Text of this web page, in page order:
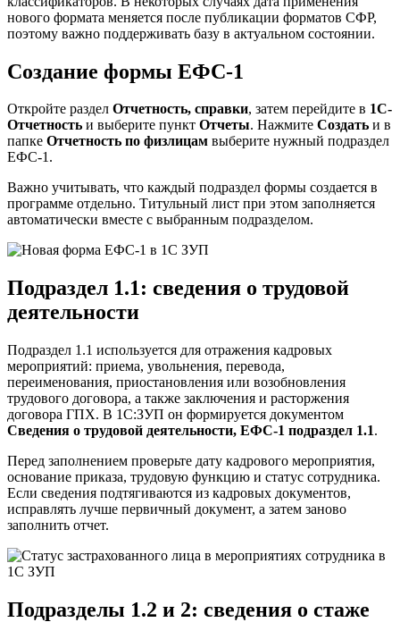
нового формата меняется после публикации форматов СФР,
поэтому важно поддерживать базу в актуальном состоянии.
Создание формы ЕФС-1
Откройте раздел Отчетность, справки, затем перейдите в 1С-
Отчетность и выберите пункт Отчеты. Нажмите Создать и в
папке Отчетность по физлицам выберите нужный подраздел
ЕФС-1.
Важно учитывать, что каждый подраздел формы создается в
программе отдельно. Титульный лист при этом заполняется
автоматически вместе с выбранным подразделом.
Подраздел 1.1: сведения о трудовой
деятельности
Подраздел 1.1 используется для отражения кадровых
мероприятий: приема, увольнения, перевода,
переименования, приостановления или возобновления
трудового договора, а также заключения и расторжения
договора ГПХ. В 1С:ЗУП он формируется документом
Сведения о трудовой деятельности, ЕФС-1 подраздел 1.1.
Перед заполнением проверьте дату кадрового мероприятия,
основание приказа, трудовую функцию и статус сотрудника.
Если сведения подтягиваются из кадровых документов,
исправлять лучше первичный документ, а затем заново
заполнить отчет.
Подразделы 1.2 и 2: сведения о стаже